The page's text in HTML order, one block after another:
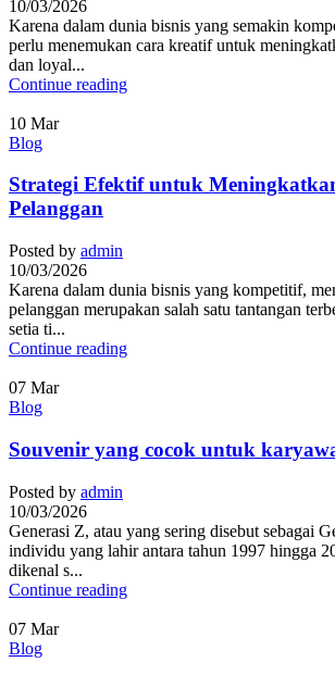
10/03/2026
Karena dalam dunia bisnis yang semakin
perlu menemukan cara kreatif untuk
dan loyal...
Continue reading
10 Mar
Blog
Strategi Efektif untuk
Pelanggan
Posted by admin
10/03/2026
Karena dalam dunia bisnis yang kompetitif,
pelanggan merupakan salah satu tantangan
setia ti...
Continue reading
07 Mar
Blog
Souvenir yang cocok untuk
Posted by admin
10/03/2026
Generasi Z, atau yang sering disebut sebagai
individu yang lahir antara tahun 1997 hingga
dikenal s...
Continue reading
07 Mar
Blog